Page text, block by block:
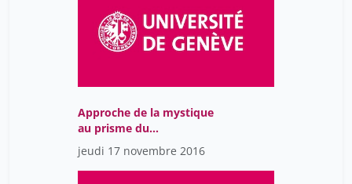
Approche de la mystique
au prisme du
Dictionnaire des femmes
mystiques : de
l’interdisciplinarité à
jeudi 17 novembre 2016